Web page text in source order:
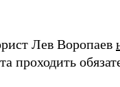
Лев Воропаев
проходить